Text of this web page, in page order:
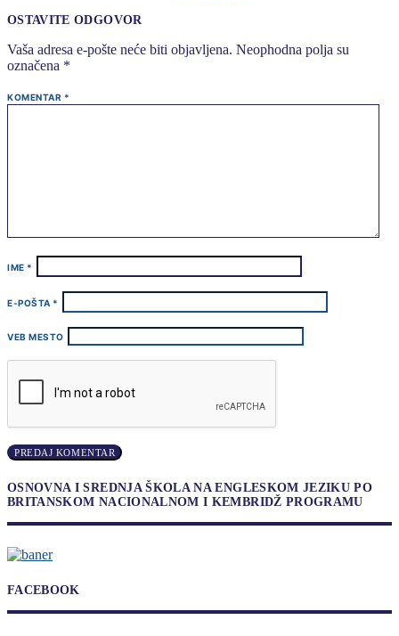
OSTAVITE ODGOVOR
Vaša adresa e-pošte neće biti objavljena. Neophodna polja su
označena *
KOMENTAR *
IME *
E-POŠTA *
VEB MESTO
OSNOVNA I SREDNJA ŠKOLA NA ENGLESKOM JEZIKU PO
BRITANSKOM NACIONALNOM I KEMBRIDŽ PROGRAMU
FACEBOOK